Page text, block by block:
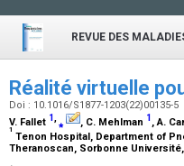
REVUE DES
Réalité virtuelle
Doi : 10.1016/S1877-1203(22)00135-5
V. Fallet 1,⁎ , C. Mehlman 1 , A.
1
Tenon Hospital, Department of
Theranoscan, Sorbonne Université,